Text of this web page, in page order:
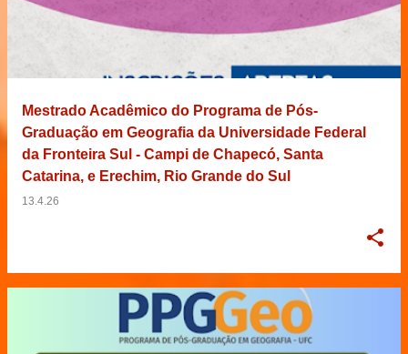
Mestrado Acadêmico do Programa de Pós-
Graduação em Geografia da Universidade Federal
da Fronteira Sul - Campi de Chapecó, Santa
Catarina, e Erechim, Rio Grande do Sul
13.4.26